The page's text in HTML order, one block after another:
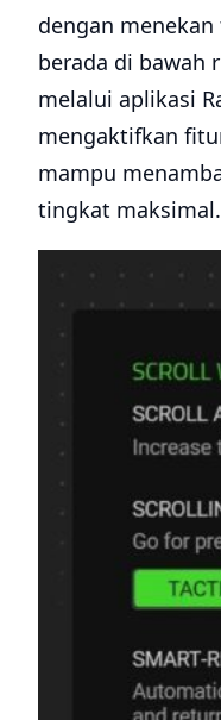
dengan
berada di bawah
melalui aplikasi
mengaktifkan
mampu
tingkat maksimal.